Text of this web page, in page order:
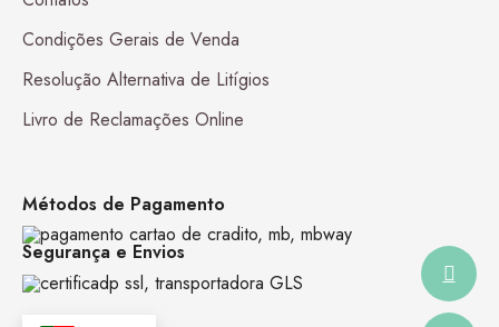
Condições Gerais de Venda
Resolução Alternativa de Litígios
Livro de Reclamações Online
Métodos de Pagamento
Segurança e Envios